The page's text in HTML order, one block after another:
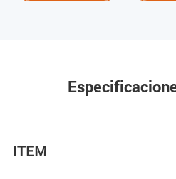
ITEM